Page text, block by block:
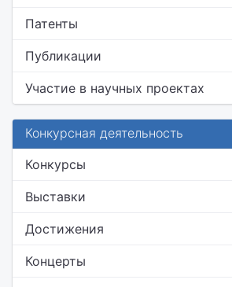
Патенты
Публикации
Участие в научных проектах
Конкурсная деятельность
Конкурсы
Выставки
Достижения
Концерты